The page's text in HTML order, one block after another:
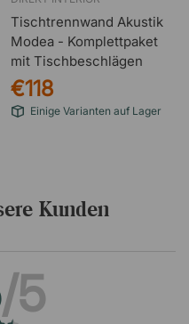
Tischtrennwand Akustik
Modea - Komplettpaket
mit Tischbeschlägen
€118
Einige Varianten auf Lager
Kunden
/5